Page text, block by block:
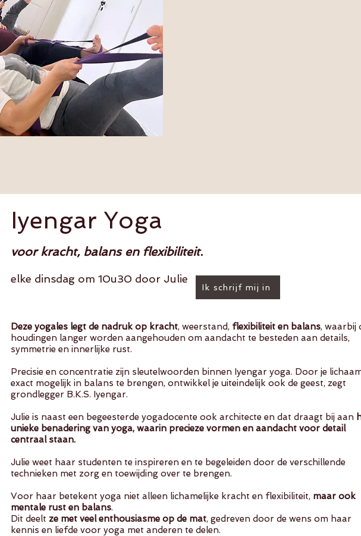
beste medicijn zit in je.
Iyengar Yoga
voor kracht, balans en flexibiliteit.
elke dinsdag om 10u30 door Julie
Ik schrijf mij in
Deze yogales legt de nadruk op kracht, weerstand, flexibiliteit en balans, waarbij
houdingen langer worden aangehouden om aandacht te besteden aan details,
symmetrie en innerlijke rust.
Precisie en concentratie zijn sleutelwoorden binnen Iyengar yoga. Door je
exact mogelijk in balans te brengen, ontwikkel je uiteindelijk ook de geest, zegt
grondlegger B.K.S. Iyengar.
Julie is naast een begeesterde yogadocente ook architecte en dat draagt bij aan
unieke benadering van yoga, waarin precieze vormen en aandacht voor detail
centraal staan.
Julie weet haar studenten te inspireren en te begeleiden door de verschillende
technieken met zorg en toewijding over te brengen.
Voor haar betekent yoga niet alleen lichamelijke kracht en flexibiliteit, maar ook
mentale rust en balans.
Dit deelt ze met veel enthousiasme op de mat, gedreven door de wens om haar
kennis en liefde voor yoga met anderen te delen.